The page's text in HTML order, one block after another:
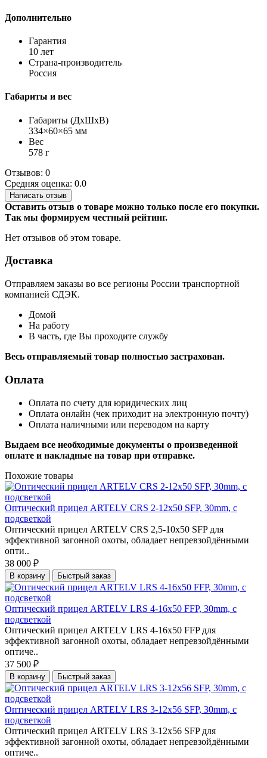
Дополнительно
Гарантия
10 лет
Страна-производитель
Россия
Габариты и вес
Габариты (ДхШхВ)
334×60×65 мм
Вес
578 г
Отзывов: 0
Средняя оценка: 0.0
Написать отзыв
Оставить отзыв о товаре можно только после его покупки.
Так мы формируем честный рейтинг.
Нет отзывов об этом товаре.
Доставка
Отправляем заказы во все регионы России транспортной
компанией СДЭК.
Домой
На работу
В часть, где Вы проходите службу
Весь отправляемый товар полностью застрахован.
Оплата
Оплата по счету для юридических лиц
Оплата онлайн (чек приходит на электронную почту)
Оплата наличными или переводом на карту
Выдаем все необходимые документы о произведенной
оплате и накладные на товар при отправке.
Похожие товары
Оптический прицел ARTELV CRS 2-12x50 SFP, 30mm, с
подсветкой
Оптический прицел ARTELV CRS 2,5-10x50 SFP для
эффективной загонной охоты, обладает непревзойдёнными
опти..
38 000 ₽
В корзину Быстрый заказ
Оптический прицел ARTELV LRS 4-16x50 FFP, 30mm, с
подсветкой
Оптический прицел ARTELV LRS 4-16x50 FFP для
эффективной загонной охоты, обладает непревзойдёнными
оптиче..
37 500 ₽
В корзину Быстрый заказ
Оптический прицел ARTELV LRS 3-12x56 SFP, 30mm, с
подсветкой
Оптический прицел ARTELV LRS 3-12x56 SFP для
эффективной загонной охоты, обладает непревзойдёнными
оптиче..